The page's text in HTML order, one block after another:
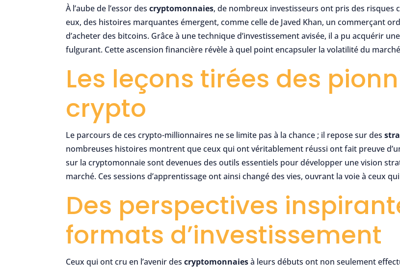
À l’aube de l’essor descryptomonnaies, de nombreux investisseurs ont pris des risques
eux, des histoires marquantes émergent, comme celle de Javed Khan, un commerçant
d’acheter des bitcoins. Grâce à une technique d’investissement avisée, il a pu acquérir
fulgurant. Cette ascension financière révèle à quel point encapsuler la volatilité du
Les leçons tirées des
crypto
Le parcours de ces crypto-millionnaires ne se limite pas à la chance ; il repose sur des
nombreuses histoires montrent que ceux qui ont véritablement réussi ont fait preuve
sur la cryptomonnaie sont devenues des outils essentiels pour développer une vision
marché. Ces sessions d’apprentissage ont ainsi changé des vies, ouvrant la voie à ceux
Des perspectives
formats d’investissement
Ceux qui ont cru en l’avenir descryptomonnaiesà leurs débuts ont non seulement